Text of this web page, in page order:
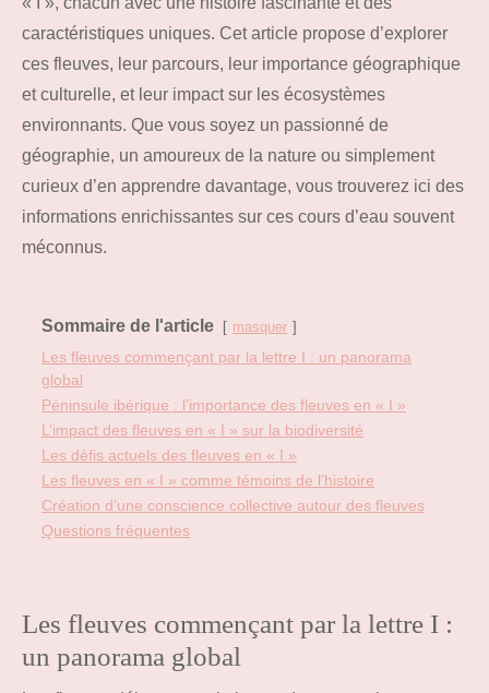
caractéristiques uniques. Cet article propose d’explorer
ces fleuves, leur parcours, leur importance géographique
et culturelle, et leur impact sur les écosystèmes
environnants. Que vous soyez un passionné de
géographie, un amoureux de la nature ou simplement
curieux d’en apprendre davantage, vous trouverez ici des
informations enrichissantes sur ces cours d’eau souvent
méconnus.
Sommaire de l'article masquer
Les fleuves commençant par la lettre I : un panorama
global
Péninsule ibérique : l’importance des fleuves en « I »
L’impact des fleuves en « I » sur la biodiversité
Les défis actuels des fleuves en « I »
Les fleuves en « I » comme témoins de l’histoire
Création d’une conscience collective autour des fleuves
Questions fréquentes
Les fleuves commençant par la lettre I :
un panorama global